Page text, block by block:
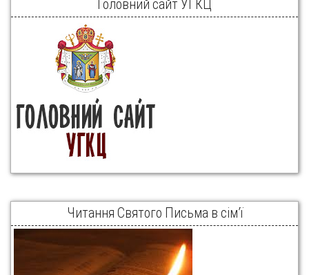
Головний сайт УГКЦ
Читання Святого Письма в сім’ї